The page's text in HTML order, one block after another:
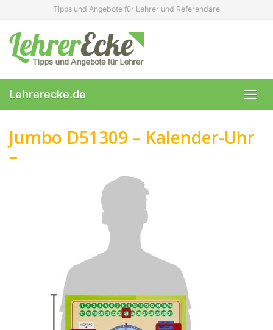
content
Tipps und Angebote für Lehrer und Referendare
Lehrerecke.de
Jumbo D51309 – Kalender-Uhr
–